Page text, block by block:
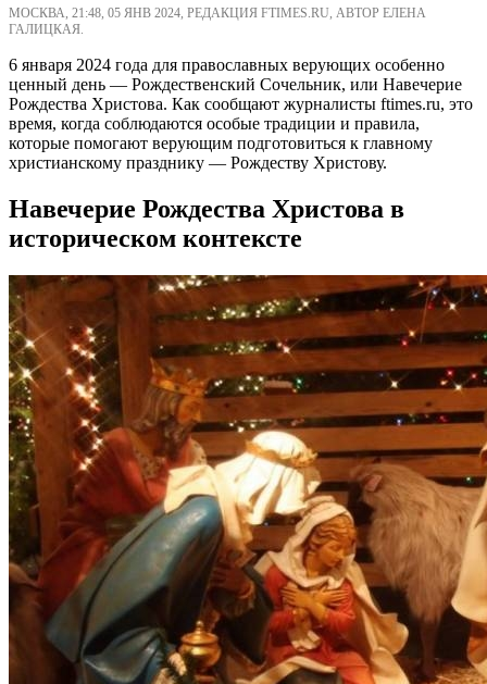
МОСКВА, 21:48, 05 ЯНВ 2024, РЕДАКЦИЯ FTIMES.RU, АВТОР ЕЛЕНА
ГАЛИЦКАЯ.
6 января 2024 года для православных верующих особенно
ценный день — Рождественский Сочельник, или Навечерие
Рождества Христова. Как сообщают журналисты ftimes.ru, это
время, когда соблюдаются особые традиции и правила,
которые помогают верующим подготовиться к главному
христианскому празднику — Рождеству Христову.
Навечерие Рождества Христова в
историческом контексте